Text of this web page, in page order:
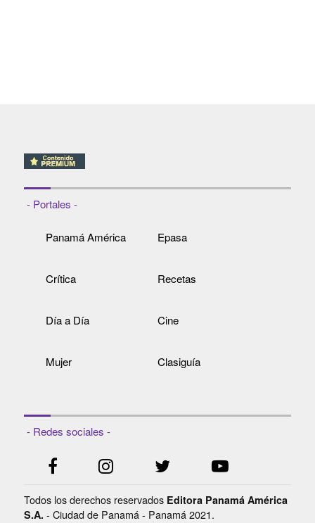
- Portales -
Panamá América Epasa
Crítica Recetas
Día a Día Cine
Mujer Clasiguía
- Redes sociales -
Todos los derechos reservados Editora Panamá América
S.A. - Ciudad de Panamá - Panamá 2021.